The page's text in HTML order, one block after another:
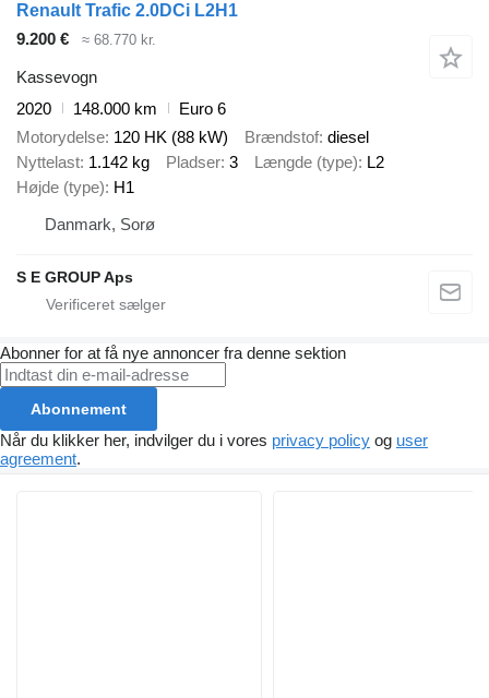
Renault Trafic 2.0DCi L2H1
9.200 €
≈ 68.770 kr.
Kassevogn
2020
148.000 km
Euro 6
Motorydelse 120 HK (88 kW) Brændstof diesel
Nyttelast 1.142 kg Pladser 3 Længde (type) L2
Højde (type) H1
Danmark, Sorø
S E GROUP Aps
Abonner for at få nye annoncer fra denne sektion
Abonnement
Når du klikker her, indvilger du i vores privacy policy og user
agreement.